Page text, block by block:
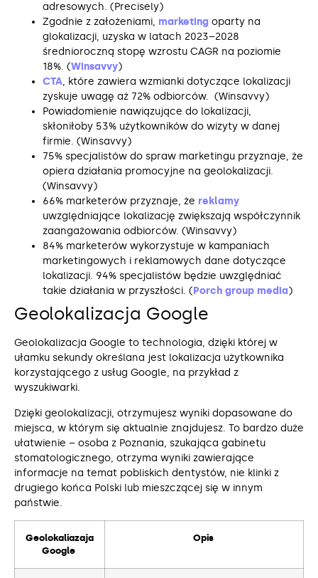
adresowych. (Precisely)
Zgodnie z założeniami, marketing oparty na
glokalizacji, uzyska w latach 2023–2028
średnioroczną stopę wzrostu CAGR na poziomie
18%. (Winsavvy)
CTA, które zawiera wzmianki dotyczące lokalizacji
zyskuje uwagę aż 72% odbiorców. (Winsavvy)
Powiadomienie nawiązujące do lokalizacji,
skłoniłoby 53% użytkowników do wizyty w danej
firmie. (Winsavvy)
75% specjalistów do spraw marketingu przyznaje, że
opiera działania promocyjne na geolokalizacji.
(Winsavvy)
66% marketerów przyznaje, że reklamy
uwzględniające lokalizację zwiększają współczynnik
zaangażowania odbiorców. (Winsavvy)
84% marketerów wykorzystuje w kampaniach
marketingowych i reklamowych dane dotyczące
lokalizacji. 94% specjalistów będzie uwzględniać
takie działania w przyszłości. (Porch group media)
Geolokalizacja Google
Geolokalizacja Google to technologia, dzięki której w
ułamku sekundy określana jest lokalizacja użytkownika
korzystającego z usług Google, na przykład z
wyszukiwarki.
Dzięki geolokalizacji, otrzymujesz wyniki dopasowane do
miejsca, w którym się aktualnie znajdujesz. To bardzo duże
ułatwienie – osoba z Poznania, szukająca gabinetu
stomatologicznego, otrzyma wyniki zawierające
informacje na temat pobliskich dentystów, nie klinki z
drugiego końca Polski lub mieszczącej się w innym
państwie.
Geolokaliazaja
Google
Opis